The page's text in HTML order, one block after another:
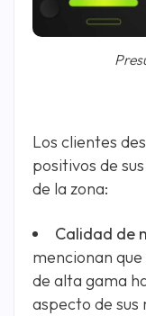
Los clientes
positivos de
de la zona:
Calidad de
mencionan
de alta gama
aspecto de sus